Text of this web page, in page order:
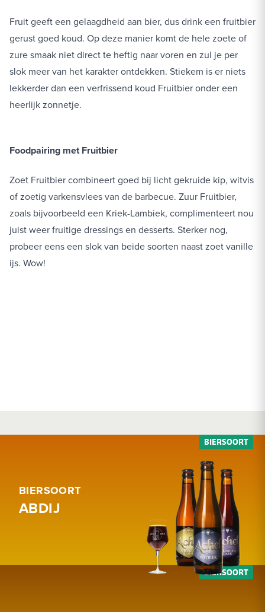
Fruit geeft een gelaagdheid aan bier, dus drink een fruitbier
gerust goed koud. Op deze manier komt de hele zoete of
zure smaak niet direct te heftig naar voren en zul je per
slok meer van het karakter ontdekken. Stiekem is er niets
lekkerder dan een verfrissend koud Fruitbier onder een
heerlijk zonnetje.
Foodpairing met Fruitbier
Zoet Fruitbier combineert goed bij licht gekruide kip, witvis
of zoetig varkensvlees van de barbecue. Zuur Fruitbier,
zoals bijvoorbeeld een Kriek-Lambiek, complimenteert nou
juist weer fruitige dressings en desserts. Sterker nog,
probeer eens een slok van beide soorten naast zoet vanille
ijs. Wow!
BIERSOORT
ABDIJ